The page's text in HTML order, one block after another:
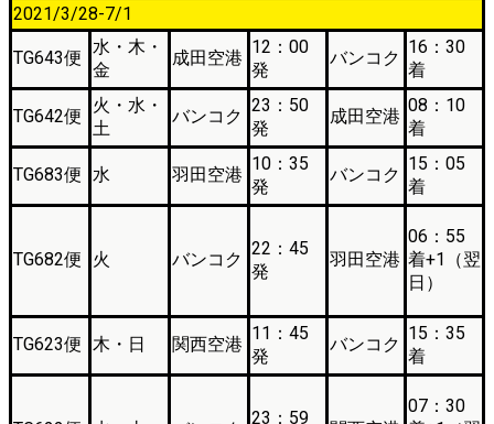
2021/3/28-7/1
TG643便
水・木・
金
成田空港
12：00
発
バンコク
16：30
着
TG642便
火・水・
土
バンコク
23：50
発
成田空港
08：10
着
TG683便 水 羽田空港
10：35
発
バンコク
15：05
着
TG682便 火 バンコク
22：45
発
羽田空港
06：55
着+1（翌
日）
TG623便 木・日 関西空港
11：45
発
バンコク
15：35
着
23：59
07：30